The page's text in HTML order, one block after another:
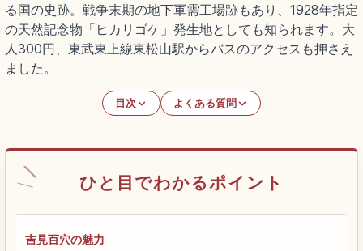
る国の史跡。戦争末期の地下軍需工場跡もあり、1928年指定
の天然記念物「ヒカリゴケ」発生地としても知られます。大
人300円、東武東上線東松山駅からバスのアクセスも押さえ
ました。
目次 よくある質問
ひと目でわかるポイント
吉見百穴の魅力